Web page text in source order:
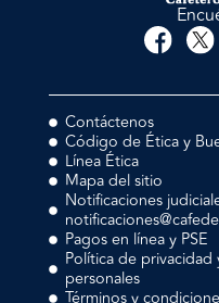
Contáctenos
Código de Ética y
Línea Ética
Mapa del sitio
Notificaciones
Pagos en línea y PSE
Política de
personales
Términos y